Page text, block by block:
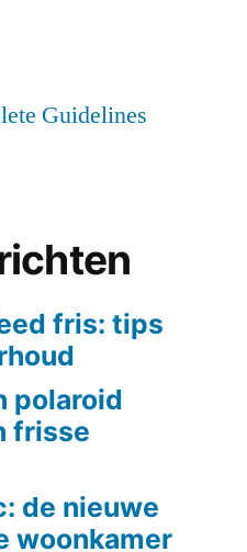
Guidelines
fris: tips
polaroid
frisse
de nieuwe
woonkamer